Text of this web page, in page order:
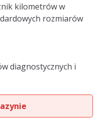
kilometrów w
rozmiarów
diagnostycznych i